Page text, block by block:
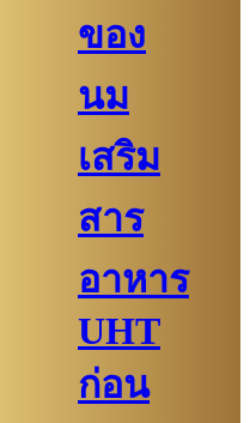
ของ
นม
เสริม
สาร
อาหาร
UHT
ก่อน